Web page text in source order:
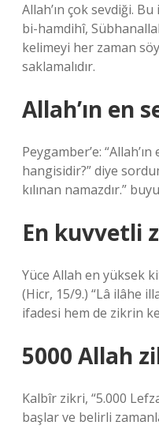
Allah’ın çok sevdiği.
bi-hamdihî,
kelimeyi her zaman
saklamalıdır.
Allah’ın en
Peygamber’e:
hangisidir?” diye
kılınan namazdır.”
En kuvvetli
Yüce Allah en yüksek
(Hicr, 15/9.) “Lâ ilâhe
ifadesi hem de zikrin
5000 Allah
Kalbîr zikri, “5.000
başlar ve belirli